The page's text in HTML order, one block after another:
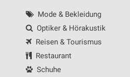
Mode & Bekleidung
Optiker & Hörakustik
Reisen & Tourismus
Restaurant
Schuhe